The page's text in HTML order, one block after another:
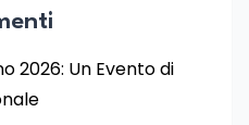
2026: Un Evento di